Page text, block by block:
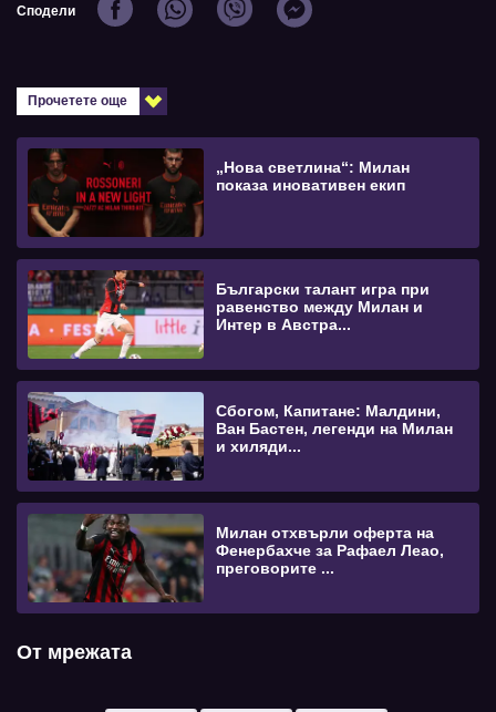
Сподели
Прочетете още
„Нова светлина“: Милан
показа иновативен екип
Български талант игра при
равенство между Милан и
Интер в Австра...
Сбогом, Капитане: Малдини,
Ван Бастен, легенди на Милан
и хиляди...
Милан отхвърли оферта на
Фенербахче за Рафаел Леао,
преговорите ...
От мрежата